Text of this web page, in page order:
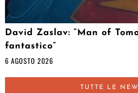
David Zaslav: “Man of
fantastico”
6 AGOSTO 2026
TUTTE LE